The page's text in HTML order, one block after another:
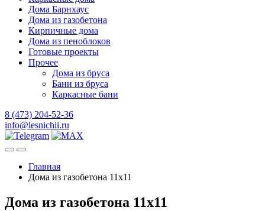
Дома Барнхаус
Дома из газобетона
Кирпичные дома
Дома из пеноблоков
Готовые проекты
Прочее
Дома из бруса
Бани из бруса
Каркасные бани
8 (473) 204-52-36
info@lesnichii.ru
Главная
Дома из газобетона 11х11
Дома из газобетона 11х11